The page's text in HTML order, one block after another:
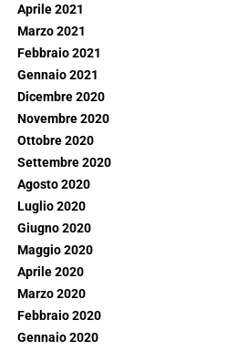
Aprile 2021
Marzo 2021
Febbraio 2021
Gennaio 2021
Dicembre 2020
Novembre 2020
Ottobre 2020
Settembre 2020
Agosto 2020
Luglio 2020
Giugno 2020
Maggio 2020
Aprile 2020
Marzo 2020
Febbraio 2020
Gennaio 2020